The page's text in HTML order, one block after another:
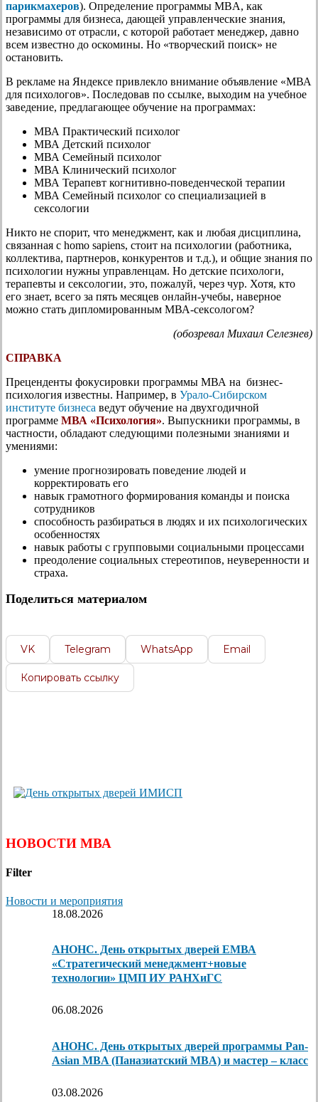
парикмахеров). Определение программы MBA, как
программы для бизнеса, дающей управленческие знания,
независимо от отрасли, с которой работает менеджер, давно
всем известно до оскомины. Но «творческий поиск» не
остановить.
В рекламе на Яндексе привлекло внимание объявление «МВА
для психологов». Последовав по ссылке, выходим на учебное
заведение, предлагающее обучение на программах:
МВА Практический психолог
МВА Детский психолог
МВА Семейный психолог
МВА Клинический психолог
МВА Терапевт когнитивно-поведенческой терапии
МВА Семейный психолог со специализацией в
сексологии
Никто не спорит, что менеджмент, как и любая дисциплина,
связанная с homo sapiens, стоит на психологии (работника,
коллектива, партнеров, конкурентов и т.д.), и общие знания по
психологии нужны управленцам. Но детские психологи,
терапевты и сексологии, это, пожалуй, через чур. Хотя, кто
его знает, всего за пять месяцев онлайн-учебы, наверное
можно стать дипломированным МВА-сексологом?
(обозревал Михаил Селезнев)
СПРАВКА
Преценденты фокусировки программы МВА на бизнес-
психология известны. Например, в Урало-Сибирском
институте бизнеса ведут обучение на двухгодичной
программе МВА «Психология». Выпускники программы, в
частности, обладают следующими полезными знаниями и
умениями:
умение прогнозировать поведение людей и
корректировать его
навык грамотного формирования команды и поиска
сотрудников
способность разбираться в людях и их психологических
особенностях
навык работы с групповыми социальными процессами
преодоление социальных стереотипов, неуверенности и
страха.
Поделиться материалом
VK Telegram WhatsApp Email
Копировать ссылку
НОВОСТИ МВА
Filter
Новости и мероприятия
18.08.2026
АНОНС. День открытых дверей ЕМВА
«Стратегический менеджмент+новые
технологии» ЦМП ИУ РАНХиГС
06.08.2026
АНОНС. День открытых дверей программы Pan-
Asian MBA (Паназиатский MBA) и мастер – класс
03.08.2026